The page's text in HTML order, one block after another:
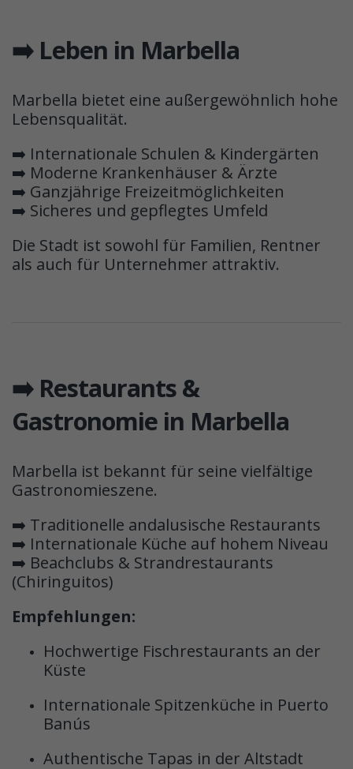
➡️ Leben in Marbella
Marbella bietet eine außergewöhnlich hohe
Lebensqualität.
➡️ Internationale Schulen & Kindergärten
➡️ Moderne Krankenhäuser & Ärzte
➡️ Ganzjährige Freizeitmöglichkeiten
➡️ Sicheres und gepflegtes Umfeld
Die Stadt ist sowohl für Familien, Rentner
als auch für Unternehmer attraktiv.
➡️ Restaurants &
Gastronomie in Marbella
Marbella ist bekannt für seine vielfältige
Gastronomieszene.
➡️ Traditionelle andalusische Restaurants
➡️ Internationale Küche auf hohem Niveau
➡️ Beachclubs & Strandrestaurants
(Chiringuitos)
Empfehlungen:
Hochwertige Fischrestaurants an der
Küste
Internationale Spitzenküche in Puerto
Banús
Authentische Tapas in der Altstadt